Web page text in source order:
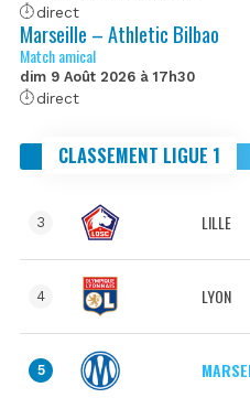
direct
Marseille – Athletic Bilbao
Match amical
dim 9 Août 2026 à 17h30
direct
CLASSEMENT LIGUE 1
3 LILLE
4 LYON
5